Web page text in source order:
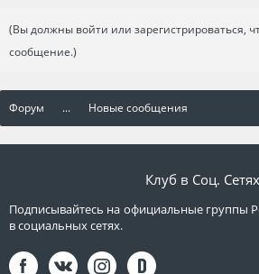
(Вы должны войти или зарегистрироваться,
сообщение.)
Форум ... Новые сообщения
Клуб в Соц. Сетях
Подписывайтесь на официальные группы
в социальных сетях.